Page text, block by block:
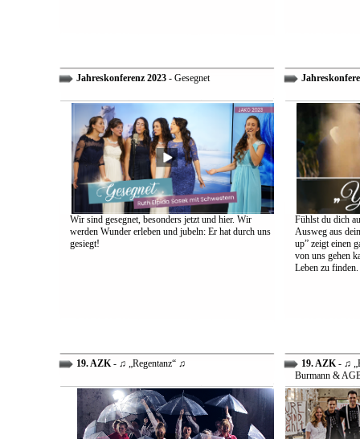
Jahreskonferenz 2023- Gesegnet
Wir sind gesegnet, besonders jetzt und hier. Wir
werden Wunder erleben und jubeln: Er hat durch uns
gesiegt!
Fühlst du dich
Ausweg aus
up” zeigt einen
von uns gehen
Leben zu finden.
19. AZK- ♫ „Regentanz“ ♫ 19. AZK- ♫
Burmann &